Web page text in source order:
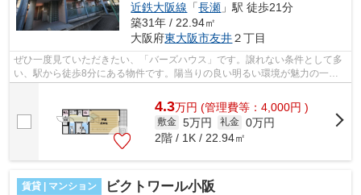
近鉄大阪線 「長瀬 」駅 徒歩21分
築31年 / 22.94㎡
大阪府東大阪市友井２丁目
ぜひ一度見ていただきたい、「バーズハウス」です。譲れない条件として多
い、駅から徒歩8分にある物件です。陽当りの良い明るい環境が魅力の一押
4.3万円 (管理費等：4,000円 )
敷金 5万円 礼金 0万円
2階 / 1K / 22.94㎡
賃貸 | マンション ビクトワール小阪